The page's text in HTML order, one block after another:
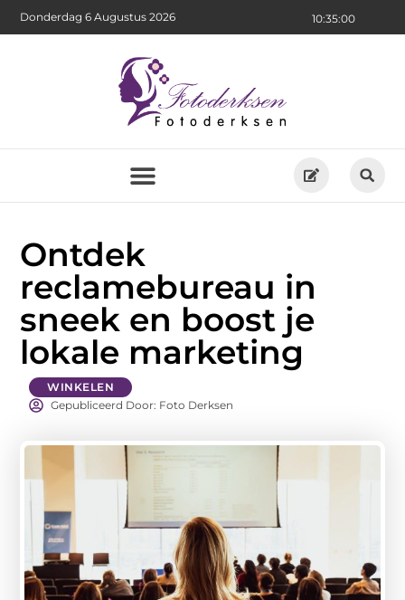
10:35:02
Donderdag 6 Augustus 2026
Ontdek
reclamebureau in
sneek en boost je
lokale marketing
WINKELEN
Gepubliceerd Door: Foto Derksen